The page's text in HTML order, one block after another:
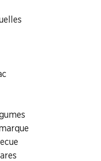
1, 4153 Reinach BL
Mischeli
BL